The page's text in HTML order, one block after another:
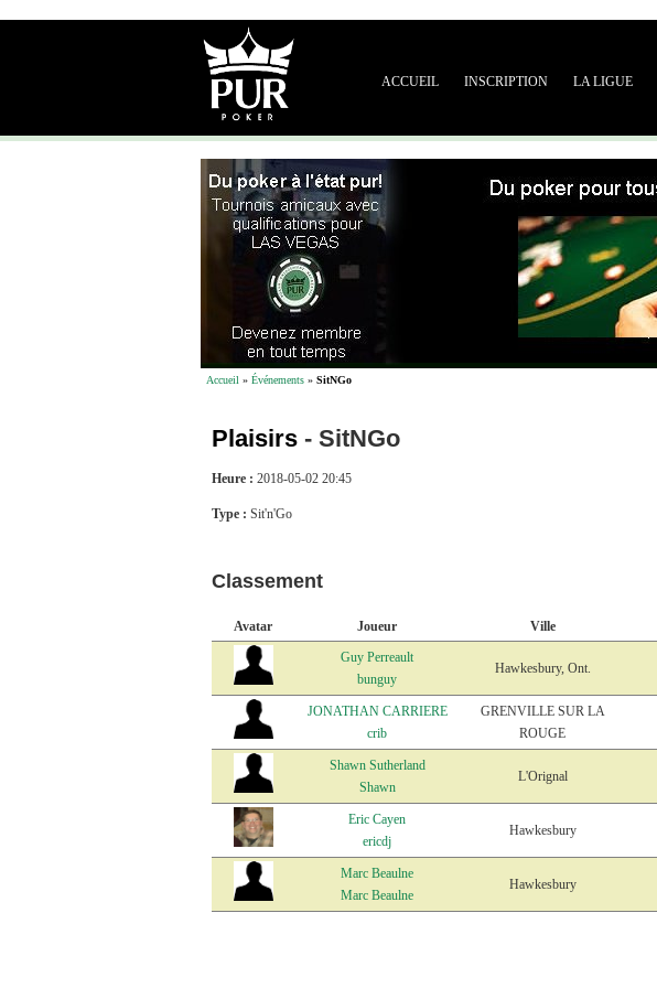
ACCUEIL INSCRIPTION LA LIGUE
Accueil » Événements » SitNGo
Plaisirs - SitNGo
Heure : 2018-05-02 20:45
Type : Sit'n'Go
Classement
Avatar Joueur Ville
Guy Perreault
bunguy
Hawkesbury, Ont.
JONATHAN CARRIERE
crib
GRENVILLE SUR LA
ROUGE
Shawn Sutherland
Shawn
L'Orignal
Eric Cayen
ericdj
Hawkesbury
Marc Beaulne
Marc Beaulne
Hawkesbury